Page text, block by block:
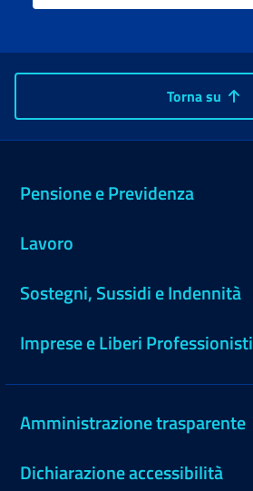
Torna su
Pensione e Previdenza
Lavoro
Sostegni, Sussidi e Indennità
Imprese e Liberi Professionisti
Amministrazione trasparente
Dichiarazione accessibilità